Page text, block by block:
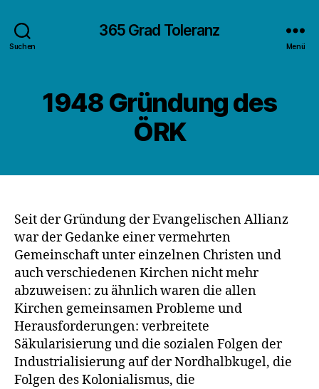
Suchen
365 Grad Toleranz
Menü
1948 Gründung des
ÖRK
Seit der Gründung der Evangelischen Allianz
war der Gedanke einer vermehrten
Gemeinschaft unter einzelnen Christen und
auch verschiedenen Kirchen nicht mehr
abzuweisen: zu ähnlich waren die allen
Kirchen gemeinsamen Probleme und
Herausforderungen: verbreitete
Säkularisierung und die sozialen Folgen der
Industrialisierung auf der Nordhalbkugel, die
Folgen des Kolonialismus, die